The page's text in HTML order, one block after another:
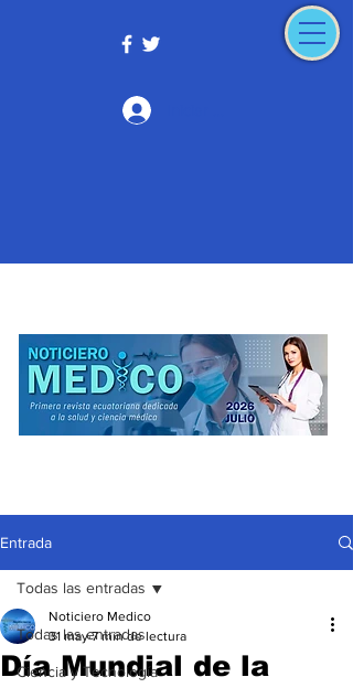
Entrada
Todas las entradas
Ciencia y Tecnología
Todas las entradas
Día Mundial de la
Noticiero Medico
31 may 7 min de lectura